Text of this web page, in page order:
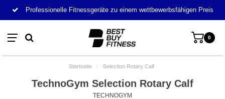
Professionelle Fitnessgeräte zu einem wettbewerbsfähigen Preis
0
Startseite / Selection Rotary Calf
TechnoGym Selection Rotary Calf
TECHNOGYM